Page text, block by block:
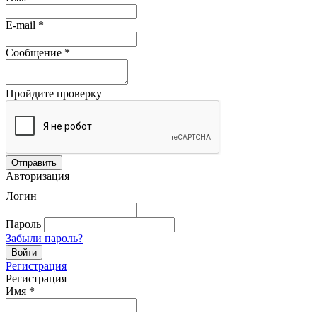
E-mail *
Сообщение *
Пройдите проверку
Авторизация
Логин
Пароль
Забыли пароль?
Регистрация
Регистрация
Имя *